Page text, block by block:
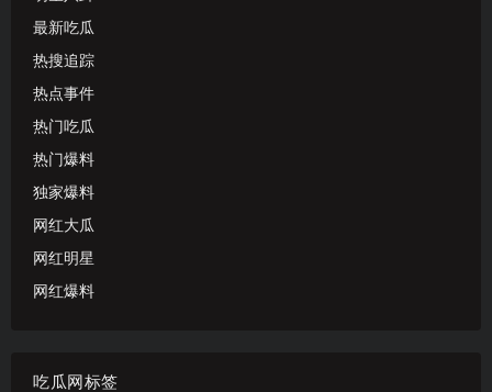
最新吃瓜
热搜追踪
热点事件
热门吃瓜
热门爆料
独家爆料
网红大瓜
网红明星
网红爆料
吃瓜网标签